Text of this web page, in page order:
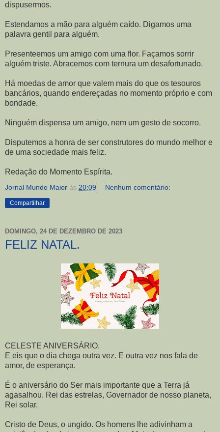
dispusermos.
Estendamos a mão para alguém caído. Digamos uma
palavra gentil para alguém.
Presenteemos um amigo com uma flor. Façamos sorrir
alguém triste. Abracemos com ternura um desafortunado.
Há moedas de amor que valem mais do que os tesouros
bancários, quando endereçadas no momento próprio e com
bondade.
Ninguém dispensa um amigo, nem um gesto de socorro.
Disputemos a honra de ser construtores do mundo melhor e
de uma sociedade mais feliz.
Redação do Momento Espírita.
Jornal Mundo Maior às 20:09 Nenhum comentário:
Compartilhar
DOMINGO, 24 DE DEZEMBRO DE 2023
FELIZ NATAL.
CELESTE ANIVERSÁRIO.
E eis que o dia chega outra vez. E outra vez nos fala de
amor, de esperança.
É o aniversário do Ser mais importante que a Terra já
agasalhou. Rei das estrelas, Governador de nosso planeta,
Rei solar.
Cristo de Deus, o ungido. Os homens lhe adivinham a